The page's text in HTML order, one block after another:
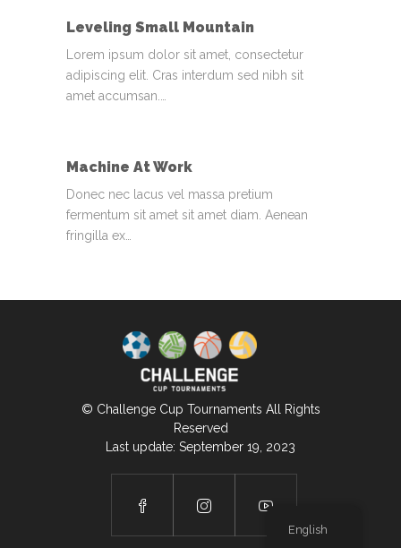
Leveling Small Mountain
Lorem ipsum dolor sit amet, consectetur
adipiscing elit. Cras interdum sed nibh sit
amet accumsan.…
Machine At Work
Donec nec lacus vel massa pretium
fermentum sit amet sit amet diam. Aenean
fringilla ex…
© Challenge Cup Tournaments All Rights
Reserved
Last update: September 19, 2023
English